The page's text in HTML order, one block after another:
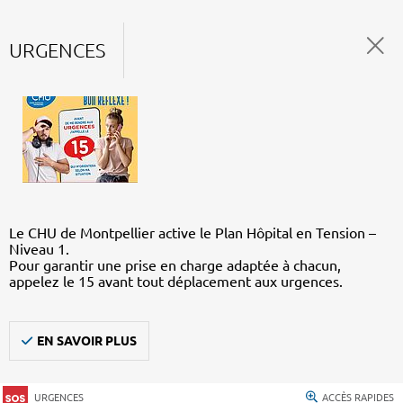
URGENCES
Le CHU de Montpellier active le Plan Hôpital en Tension –
Niveau 1.
Pour garantir une prise en charge adaptée à chacun,
appelez le 15 avant tout déplacement aux urgences.
EN SAVOIR PLUS
URGENCES ACCÈS RAPIDES